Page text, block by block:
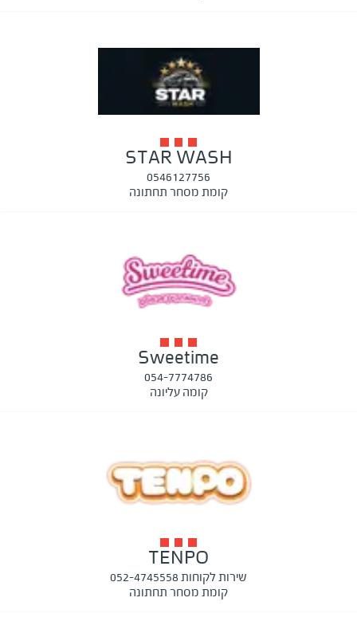
STAR WASH
0546127756
קומת מסחר תחתונה
Sweetime
054-7774786
קומה עליונה
TENPO
שירות לקוחות 052-4745558
קומת מסחר תחתונה